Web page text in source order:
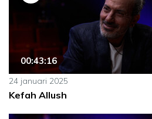
00:43:16
24 januari 2025
Kefah Allush